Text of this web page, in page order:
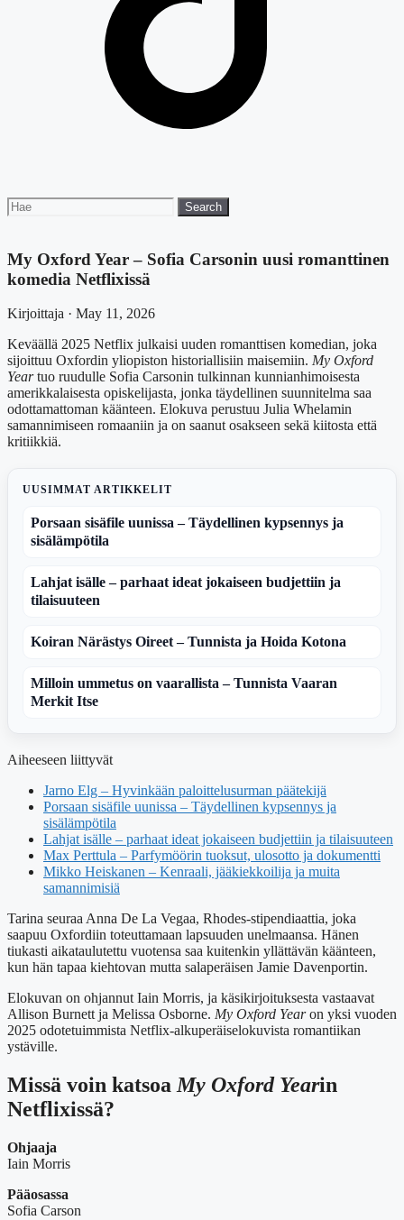
Search
for:
Search
My Oxford Year – Sofia Carsonin uusi romanttinen
komedia Netflixissä
Kirjoittaja · May 11, 2026
Keväällä 2025 Netflix julkaisi uuden romanttisen komedian, joka
sijoittuu Oxfordin yliopiston historiallisiin maisemiin. My Oxford
Yeartuo ruudulle Sofia Carsonin tulkinnan kunnianhimoisesta
amerikkalaisesta opiskelijasta, jonka täydellinen suunnitelma saa
odottamattoman käänteen. Elokuva perustuu Julia Whelamin
samannimiseen romaaniin ja on saanut osakseen sekä kiitosta että
kritiikkiä.
UUSIMMAT ARTIKKELIT
Porsaan sisäfile uunissa – Täydellinen kypsennys ja
sisälämpötila
Lahjat isälle – parhaat ideat jokaiseen budjettiin ja
tilaisuuteen
Koiran Närästys Oireet – Tunnista ja Hoida Kotona
Milloin ummetus on vaarallista – Tunnista Vaaran
Merkit Itse
Aiheeseen liittyvät
Jarno Elg – Hyvinkään paloittelusurman päätekijä
Porsaan sisäfile uunissa – Täydellinen kypsennys ja
sisälämpötila
Lahjat isälle – parhaat ideat jokaiseen budjettiin ja tilaisuuteen
Max Perttula – Parfymöörin tuoksut, ulosotto ja dokumentti
Mikko Heiskanen – Kenraali, jääkiekkoilija ja muita
samannimisiä
Tarina seuraa Anna De La Vegaa, Rhodes-stipendiaattia, joka
saapuu Oxfordiin toteuttamaan lapsuuden unelmaansa. Hänen
tiukasti aikataulutettu vuotensa saa kuitenkin yllättävän käänteen,
kun hän tapaa kiehtovan mutta salaperäisen Jamie Davenportin.
Elokuvan on ohjannut Iain Morris, ja käsikirjoituksesta vastaavat
Allison Burnett ja Melissa Osborne. My Oxford Yearon yksi vuoden
2025 odotetuimmista Netflix-alkuperäiselokuvista romantiikan
ystäville.
Missä voin katsoaMy Oxford Yearin
Netflixissä?
Ohjaaja
Iain Morris
Pääosassa
Sofia Carson